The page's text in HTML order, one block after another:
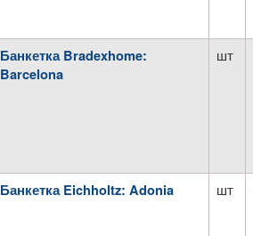
Банкетка Bradexhome:
Barcelona
шт
Банкетка Eichholtz: Adonia шт